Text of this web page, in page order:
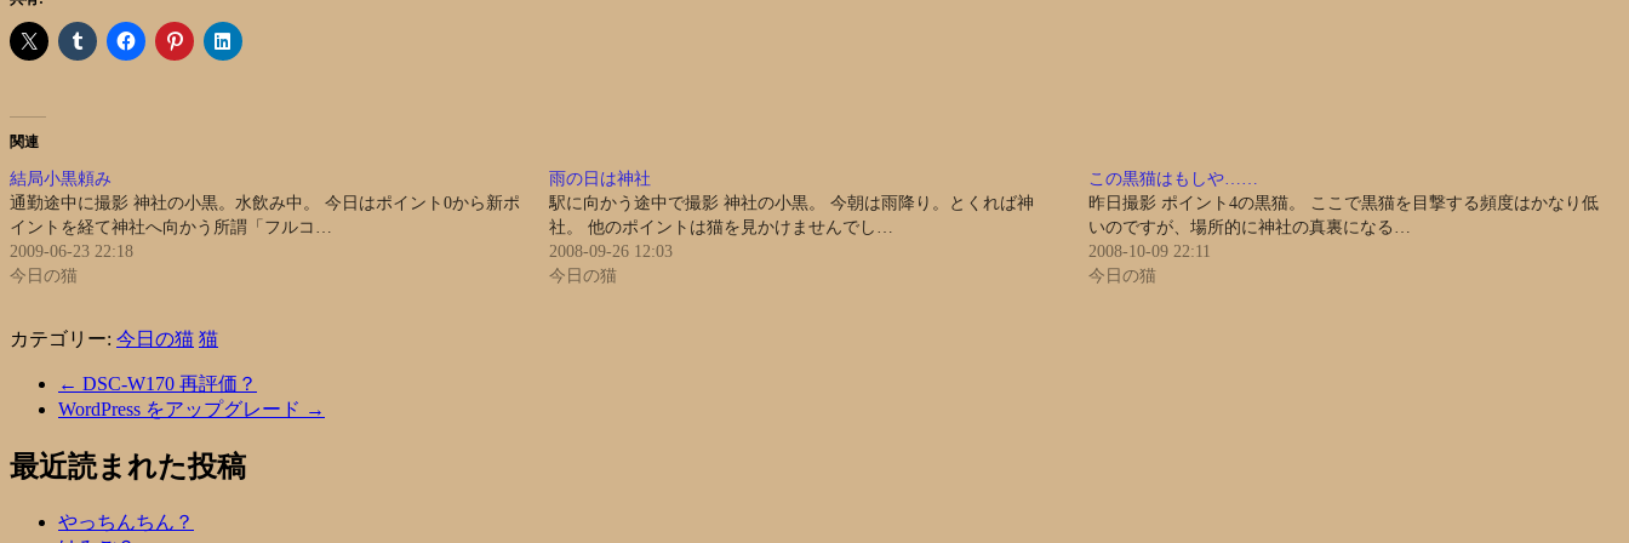
関連
結局小黒頼み
通勤途中に撮影 神社の小黒。水飲み中。 今日はポイント0から新ポ
イントを経て神社へ向かう所謂「フルコ…
2009-06-23 22:18
今日の猫
雨の日は神社
駅に向かう途中で撮影 神社の小黒。 今朝は雨降り。とくれば神
社。 他のポイントは猫を見かけませんでし…
2008-09-26 12:03
今日の猫
この黒猫はもしや……
昨日撮影 ポイント4の黒猫。 ここで黒猫を目撃する頻度はかなり低
いのですが、場所的に神社の真裏になる…
2008-10-09 22:11
今日の猫
カテゴリー: 今日の猫 猫
← DSC-W170 再評価？
WordPress をアップグレード →
最近読まれた投稿
やっちんちん？